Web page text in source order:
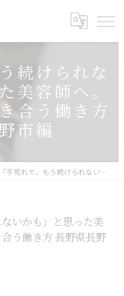
続けられな
美容師へ。
合う働き方
市編
「手荒れで、もう続けられないかも」と思った美容師へ。三大職業病と向き合う働き方 長野県長野市編
いかも」と思った美
う働き方 長野県長野